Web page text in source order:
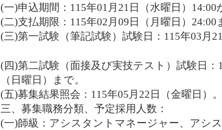
(一)申込期間： 115年01月 21 日 （水曜日 ）14:00
(二)支払期限： 115年02月 09 日 （ 月曜日 ）24:00
(三)第一試験 （筆記試験） 試験日： 115年03月 21
(四)第二試験 （面接及び実技テスト ） 試験日：
（ 日曜日 ）
まで。
(五)募集結果照会： 115年05月 22 日 （金曜日 ） 。
三、 募集職務分類、予定採用人数：
(一)師級：アシスタントマネージャー、アシ